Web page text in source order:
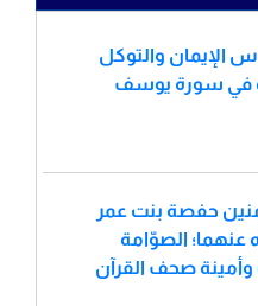
الإيمان والتوكل
في سورة يوسف
حفصة بنت عمر
عنهما؛ الصوّامة
وأمينة صحف القرآن